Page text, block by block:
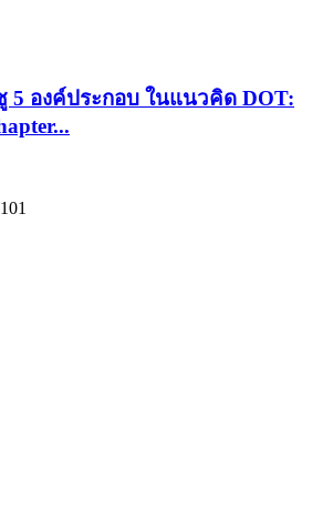
5 องค์ประกอบ ในแนวคิด DOT: